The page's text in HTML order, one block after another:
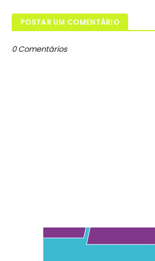
POSTAR UM COMENTÁRIO
0 Comentários